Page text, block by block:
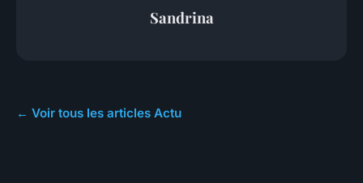
Sandrina
← Voir tous les articles Actu